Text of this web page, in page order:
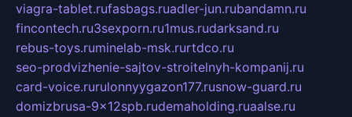
viagra-tablet.rufasbags.ruadler-jun.rubandamn.ru
fincontech.ru3sexporn.ru1mus.rudarksand.ru
rebus-toys.ruminelab-msk.rurtdco.ru
seo-prodvizhenie-sajtov-stroitelnyh-kompanij.ru
card-voice.rurulonnyygazon177.rusnow-guard.ru
domizbrusa-9x12spb.rudemaholding.ruaalse.ru